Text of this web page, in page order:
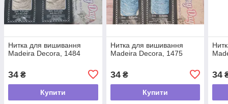
Нитка для вишивання
Madeira Decora, 1484
34 ₴
Купити
Нитка для вишивання
Madeira Decora, 1475
34₴
Купити
34